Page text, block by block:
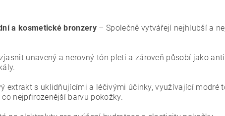
a kosmetické bronzery – Společně vytvářejí nejhlubší a
unavený a nerovný tón pleti a zároveň působí jako
extrakt s uklidňujícími a léčivými účinky, využívající modré
nejpřirozenější barvu pokožky.